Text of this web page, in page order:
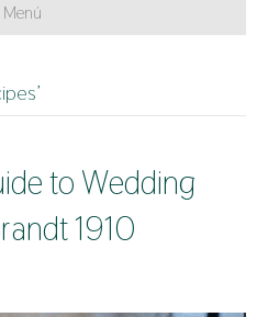
Menú
to Wedding
1910